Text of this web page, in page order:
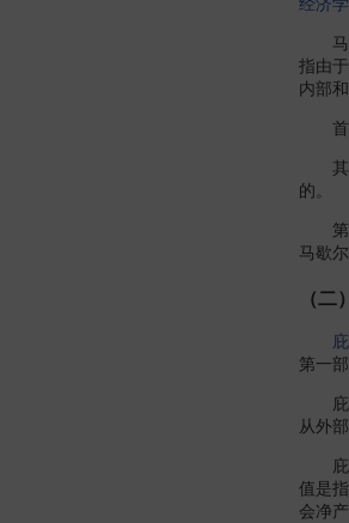
经济学
马
指由
内部
首先
其次
的。
第三
马歇
（
第一
庇古
从外
庇古
值是
会净